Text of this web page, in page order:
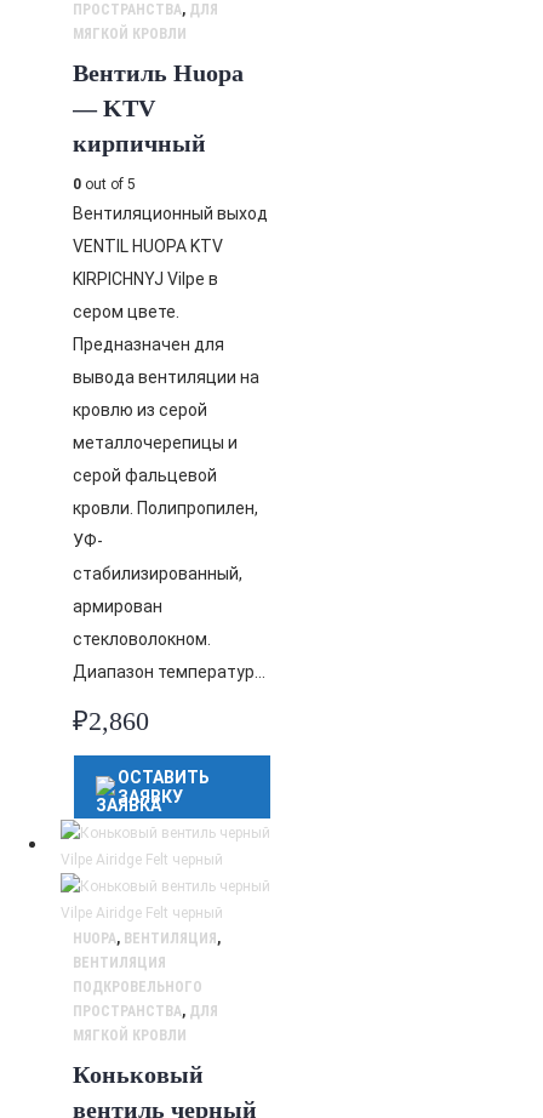
ПРОСТРАНСТВА, ДЛЯ
МЯГКОЙ КРОВЛИ
Вентиль Huopa
— KTV
кирпичный
0 out of 5
Вентиляционный выход
VENTIL HUOPA KTV
KIRPICHNYJ Vilpe в
сером цвете.
Предназначен для
вывода вентиляции на
кровлю из серой
металлочерепицы и
серой фальцевой
кровли. Полипропилен,
УФ-
стабилизированный,
армирован
стекловолокном.
Диапазон температур…
₽2,860
ОСТАВИТЬ
ЗАЯВКУ
HUOPA, ВЕНТИЛЯЦИЯ ,
ВЕНТИЛЯЦИЯ
ПОДКРОВЕЛЬНОГО
ПРОСТРАНСТВА, ДЛЯ
МЯГКОЙ КРОВЛИ
Коньковый
вентиль черный